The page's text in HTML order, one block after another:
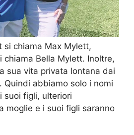
si chiama Max Mylett,
chiama Bella Mylett. Inoltre,
sua vita privata lontana dai
Quindi abbiamo solo i nomi
suoi figli, ulteriori
moglie e i suoi figli saranno